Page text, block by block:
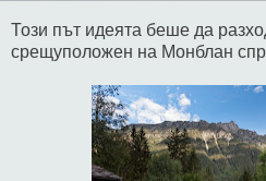
Този път идеята беше да
срещуположен на Монблан